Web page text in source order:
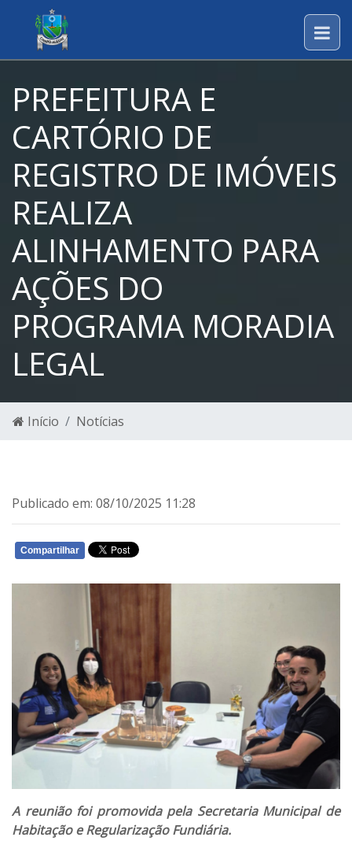
PREFEITURA E
CARTÓRIO DE
REGISTRO DE IMÓVEIS
REALIZA
ALINHAMENTO PARA
AÇÕES DO
PROGRAMA MORADIA
LEGAL
Início Notícias
Publicado em: 08/10/2025 11:28
Compartilhar
A reunião foi promovida pela Secretaria Municipal de
Habitação e Regularização Fundiária.